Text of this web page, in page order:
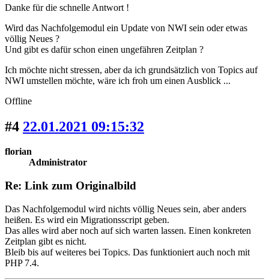
Danke für die schnelle Antwort !
Wird das Nachfolgemodul ein Update von NWI sein oder etwas
völlig Neues ?
Und gibt es dafür schon einen ungefähren Zeitplan ?
Ich möchte nicht stressen, aber da ich grundsätzlich von Topics auf
NWI umstellen möchte, wäre ich froh um einen Ausblick ...
Offline
#4 22.01.2021 09:15:32
florian
Administrator
Re: Link zum Originalbild
Das Nachfolgemodul wird nichts völlig Neues sein, aber anders
heißen. Es wird ein Migrationsscript geben.
Das alles wird aber noch auf sich warten lassen. Einen konkreten
Zeitplan gibt es nicht.
Bleib bis auf weiteres bei Topics. Das funktioniert auch noch mit
PHP 7.4.